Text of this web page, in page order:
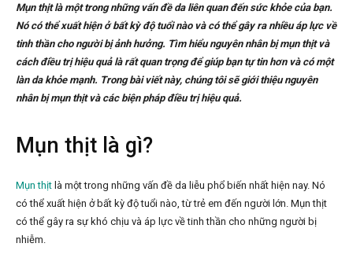
Mụn thịt là một trong những vấn đề da liên quan đến sức khỏe của bạn.
Nó có thể xuất hiện ở bất kỳ độ tuổi nào và có thể gây ra nhiều áp lực về
tinh thần cho người bị ảnh hưởng. Tìm hiểu nguyên nhân bị mụn thịt và
cách điều trị hiệu quả là rất quan trọng để giúp bạn tự tin hơn và có một
làn da khỏe mạnh. Trong bài viết này, chúng tôi sẽ giới thiệu nguyên
nhân bị mụn thịt và các biện pháp điều trị hiệu quả.
Mụn thịt là gì?
Mụn thịt là một trong những vấn đề da liễu phổ biến nhất hiện nay. Nó
có thể xuất hiện ở bất kỳ độ tuổi nào, từ trẻ em đến người lớn. Mụn thịt
có thể gây ra sự khó chịu và áp lực về tinh thần cho những người bị
nhiễm.